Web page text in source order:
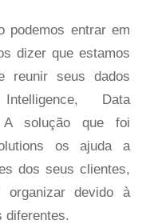
podemos entrar em
dizer que estamos
reunir seus dados
Data
solução que foi
os ajuda a
dos seus clientes,
devido à
diferentes.